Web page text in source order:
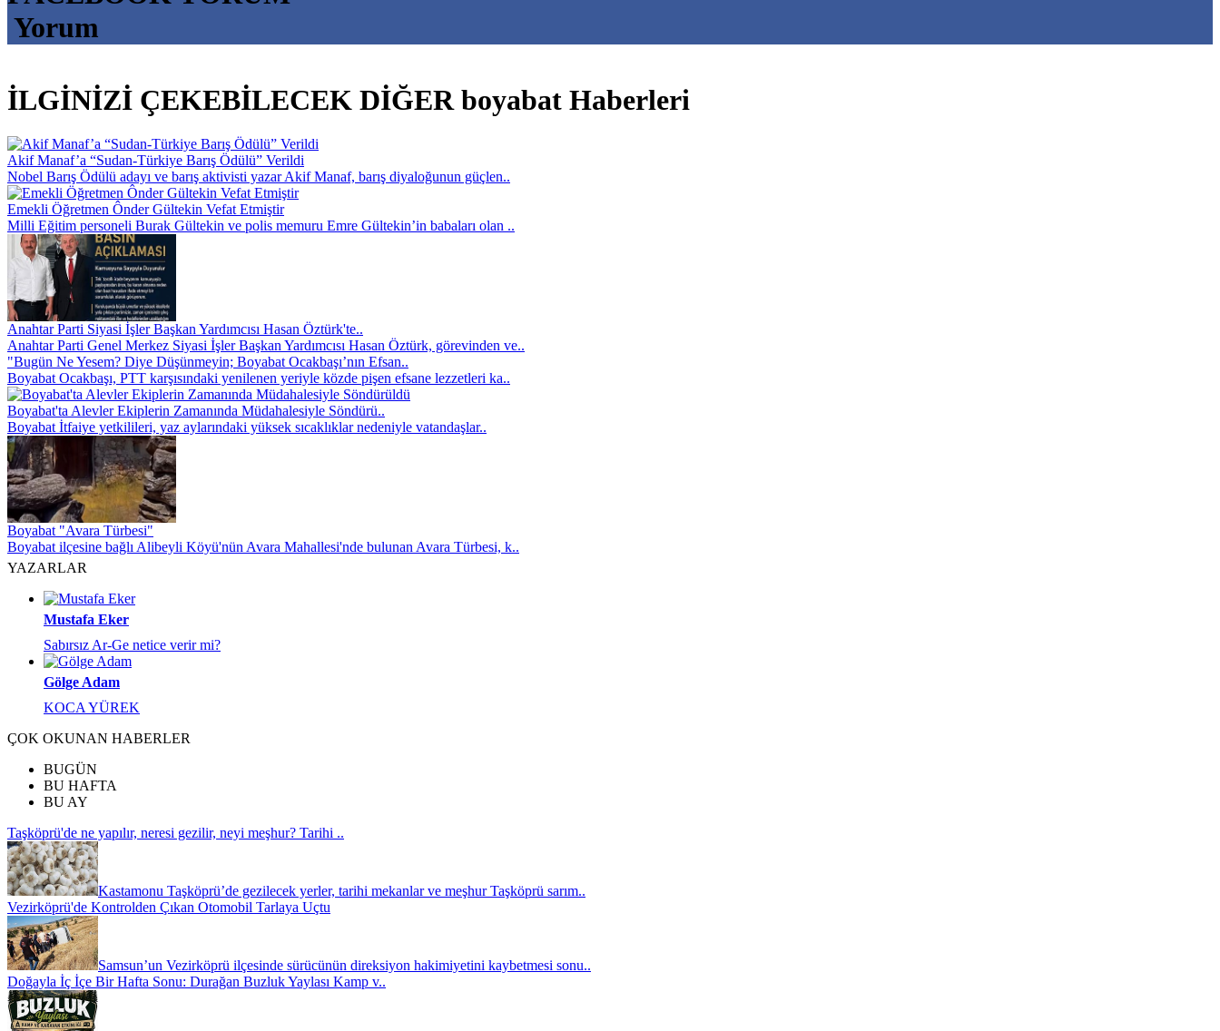
Yorum
İLGİNİZİ ÇEKEBİLECEK DİĞER boyabat Haberleri
Akif Manaf’a “Sudan-Türkiye Barış Ödülü” Verildi
Nobel Barış Ödülü adayı ve barış aktivisti yazar Akif Manaf, barış diyaloğunun güçlen..
Emekli Öğretmen Ônder Gültekin Vefat Etmiştir
Milli Eğitim personeli Burak Gültekin ve polis memuru Emre Gültekin’in babaları olan ..
Anahtar Parti Siyasi İşler Başkan Yardımcısı Hasan Öztürk'te..
Anahtar Parti Genel Merkez Siyasi İşler Başkan Yardımcısı Hasan Öztürk, görevinden ve..
"Bugün Ne Yesem? Diye Düşünmeyin; Boyabat Ocakbaşı’nın Efsan..
Boyabat Ocakbaşı, PTT karşısındaki yenilenen yeriyle közde pişen efsane lezzetleri ka..
Boyabat'ta Alevler Ekiplerin Zamanında Müdahalesiyle Söndürü..
Boyabat İtfaiye yetkilileri, yaz aylarındaki yüksek sıcaklıklar nedeniyle vatandaşlar..
Boyabat "Avara Türbesi"
Boyabat ilçesine bağlı Alibeyli Köyü'nün Avara Mahallesi'nde bulunan Avara Türbesi, k..
YAZARLAR
Mustafa Eker
Sabırsız Ar-Ge netice verir mi?
Gölge Adam
KOCA YÜREK
ÇOK OKUNAN HABERLER
BUGÜN
BU HAFTA
BU AY
Taşköprü'de ne yapılır, neresi gezilir, neyi meşhur? Tarihi ..
Kastamonu Taşköprü’de gezilecek yerler, tarihi mekanlar ve meşhur Taşköprü sarım..
Vezirköprü'de Kontrolden Çıkan Otomobil Tarlaya Uçtu
Samsun’un Vezirköprü ilçesinde sürücünün direksiyon hakimiyetini kaybetmesi sonu..
Doğayla İç İçe Bir Hafta Sonu: Durağan Buzluk Yaylası Kamp v..